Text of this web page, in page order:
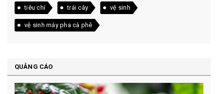
tiêu chí trái cây vệ sinh
vệ sinh máy pha cà phê
QUẢNG CÁO